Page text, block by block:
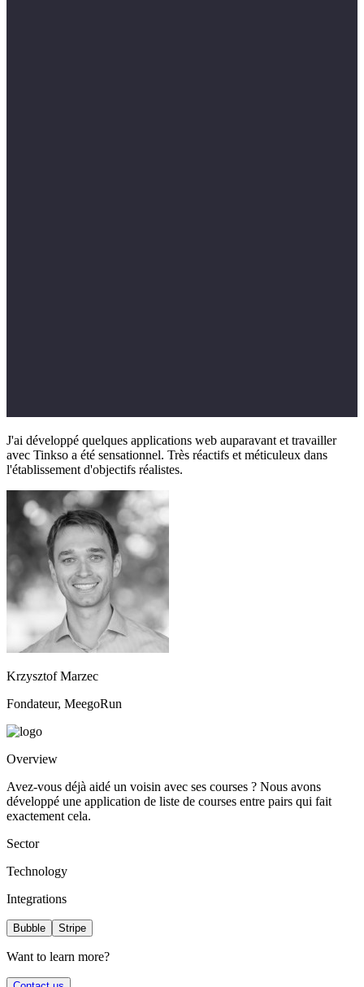
J'ai développé quelques applications web auparavant et travailler
avec Tinkso a été sensationnel. Très réactifs et méticuleux dans
l'établissement d'objectifs réalistes.
Krzysztof Marzec
Fondateur, MeegoRun
Overview
Avez-vous déjà aidé un voisin avec ses courses ? Nous avons
développé une application de liste de courses entre pairs qui fait
exactement cela.
Sector
Technology
Integrations
Bubble Stripe
Want to learn more?